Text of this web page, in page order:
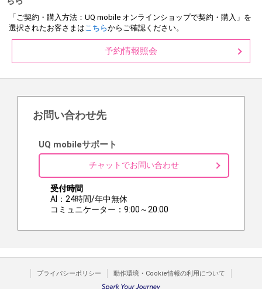
「ご契約・購入方法：UQ mobile オンラインショップで契約・購入」を
選択されたお客さまはこちらからご確認ください。
予約情報照会
お問い合わせ先
UQ mobileサポート
チャットでお問い合わせ
受付時間
AI：24時間/年中無休
コミュニケーター：9:00～20:00
プライバシーポリシー 動作環境・Cookie情報の利用について